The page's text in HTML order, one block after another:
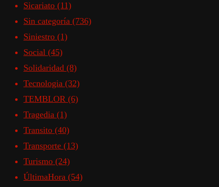
Sicariato (11)
Sin categoría (736)
Siniestro (1)
Social (45)
Solidaridad (8)
Tecnologia (32)
TEMBLOR (6)
Tragedia (1)
Transito (40)
Transporte (13)
Turismo (24)
ÚltimaHora (54)